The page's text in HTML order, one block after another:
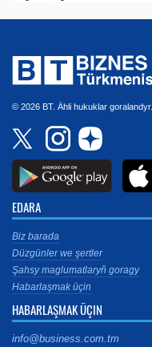
© 2026 BT. Ähli hukuklar goralandyr.
EDARA
Biz barada
Düzgünler we şertler
Şahsy maglumatlaryň goragy
Habarlaşmak üçin
HABARLAŞMAK ÜÇIN
info@business.com.tm